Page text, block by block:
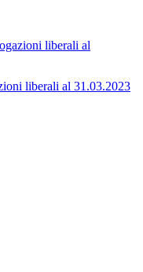
liberali al
liberali al 31.03.2023